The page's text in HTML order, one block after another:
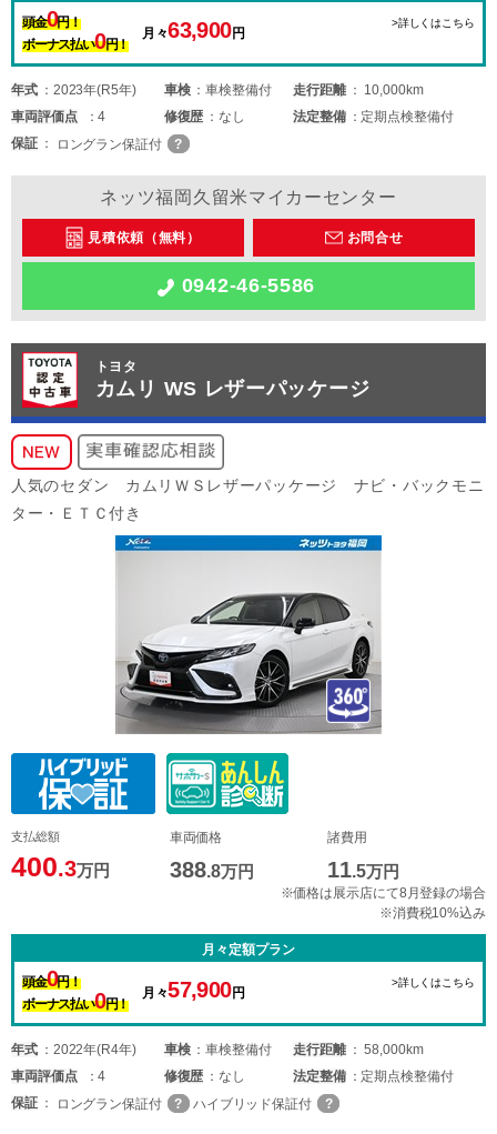
頭金0円！
ボーナス払い0円！
月々63,900円
>詳しくはこちら
年式 2023年(R5年) 車検 車検整備付 走行距離
10,000km
車両評価点 4 修復歴 なし 法定整備
定期点検整備付
保証
ロングラン保証付
ネッツ福岡久留米マイカーセンター
見積依頼（無料） お問合せ
0942-46-5586
トヨタ
カムリ WS レザーパッケージ
人気のセダン カムリＷＳレザーパッケージ ナビ・バックモニ
ター・ＥＴＣ付き
支払総額
400.3万円
車両価格
388.8万円
諸費用
11.5万円
※価格は展示店にて8月登録の場合
※消費税10%込み
月々定額プラン
頭金0円！
ボーナス払い0円！
月々57,900円
>詳しくはこちら
年式 2022年(R4年) 車検 車検整備付 走行距離
58,000km
車両評価点 4 修復歴 なし 法定整備
定期点検整備付
保証
ロングラン保証付 ハイブリッド保証付